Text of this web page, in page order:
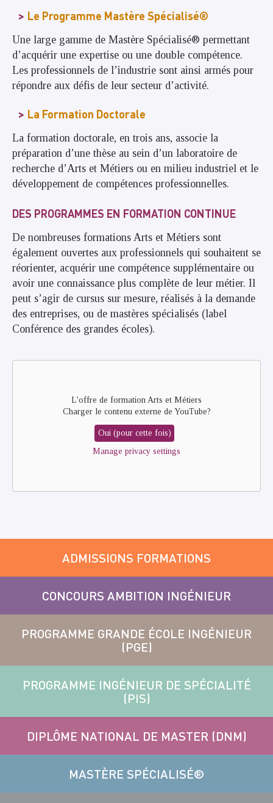
Le Programme Mastère Spécialisé®
Une large gamme de Mastère Spécialisé® permettant
d’acquérir une expertise ou une double compétence.
Les professionnels de l’industrie sont ainsi armés pour
répondre aux défis de leur secteur d’activité.
La Formation Doctorale
La formation doctorale, en trois ans, associe la
préparation d’une thèse au sein d’un laboratoire de
recherche d’Arts et Métiers ou en milieu industriel et le
développement de compétences professionnelles.
DES PROGRAMMES EN FORMATION CONTINUE
De nombreuses formations Arts et Métiers sont
également ouvertes aux professionnels qui souhaitent se
réorienter, acquérir une compétence supplémentaire ou
avoir une connaissance plus complète de leur métier. Il
peut s’agir de cursus sur mesure, réalisés à la demande
des entreprises, ou de mastères spécialisés (label
Conférence des grandes écoles).
Remote
L'offre de formation Arts et Métiers
Charger le contenu externe de YouTube?
Oui (pour cette fois)
Manage privacy settings
ADMISSIONS FORMATIONS
CONCOURS AMBITION INGÉNIEUR
PROGRAMME GRANDE ÉCOLE INGÉNIEUR
(PGE)
PROGRAMME INGÉNIEUR DE SPÉCIALITÉ
(PIS)
DIPLÔME NATIONAL DE MASTER (DNM)
MASTÈRE SPÉCIALISÉ®